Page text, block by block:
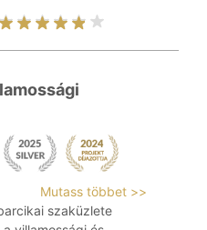
Mutass többet >>
szaküzlete